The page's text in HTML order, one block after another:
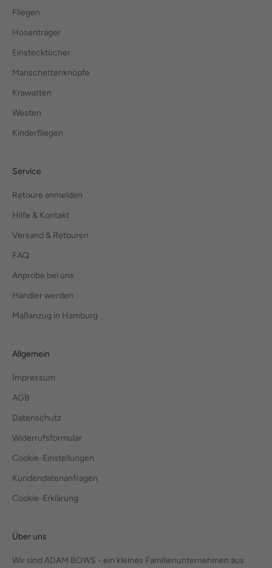
Fliegen
Hosenträger
Einstecktücher
Manschettenknöpfe
Krawatten
Westen
Kinderfliegen
Service
Retoure anmelden
Hilfe & Kontakt
Versand & Retouren
FAQ
Anprobe bei uns
Händler werden
Maßanzug in Hamburg
Allgemein
Impressum
AGB
Datenschutz
Widerrufsformular
Cookie-Einstellungen
Kundendatenanfragen
Cookie-Erklärung
Über uns
Wir sind ADAM BOWS - ein kleines Familienunternehmen aus